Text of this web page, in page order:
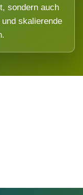
sondern auch
skalierende